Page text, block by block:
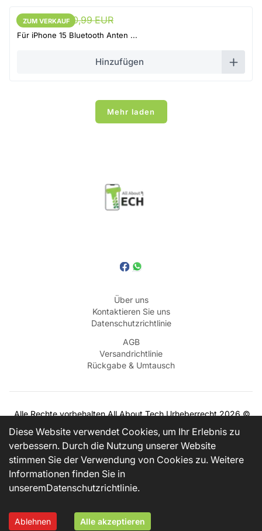
Diese Website verwendet Cookies, um Ihr Erlebnis zu
verbessern. Durch die Nutzung unserer Website
stimmen Sie der Verwendung von Cookies zu. Weitere
Informationen finden Sie in
unseremDatenschutzrichtlinie.
Ablehnen Alle akzeptieren
ZUM VERKAUF
10,44 EUR 10,99 EUR
Für iPhone 15 Bluetooth Anten ...
Hinzufügen
ZUM VERKAUF
Mehr laden
Über uns
Kontaktieren Sie uns
Datenschutzrichtlinie
AGB
Versandrichtlinie
Rückgabe & Umtausch
Alle Rechte vorbehalten All About Tech Urheberrecht 2026©
BEZAHLEN MIT
VERSANDPARTNER
Home